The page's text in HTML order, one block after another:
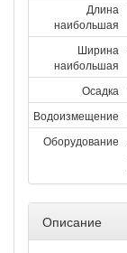
Длина
наибольшая
Ширина
наибольшая
Осадка
Водоизмещение
Оборудование
Описание